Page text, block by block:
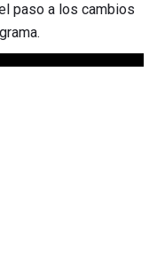
paso a los cambios